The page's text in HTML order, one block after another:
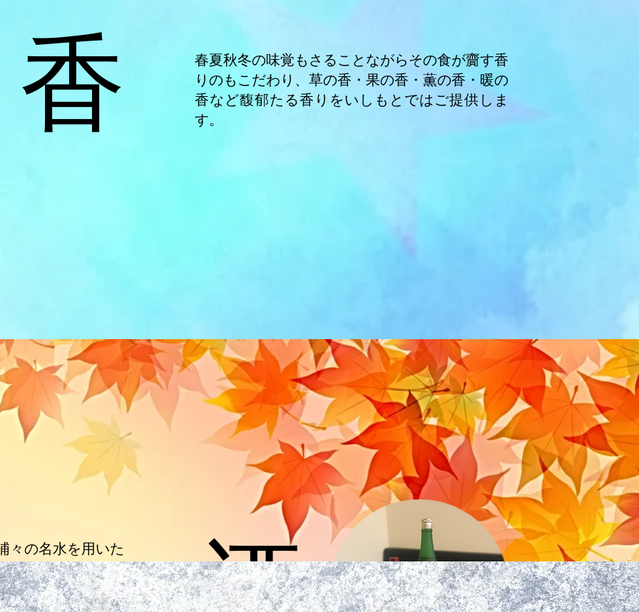
香
春夏秋冬の味覚もさることながらその食が齎す香
りのもこだわり、草の香・果の香・薫の香・暖の
香など馥郁たる香りをいしもとではご提供しま
す。
々の名水を用いた
清香な日本酒や豊
を引き立てるワイ
香な料理とのマリ